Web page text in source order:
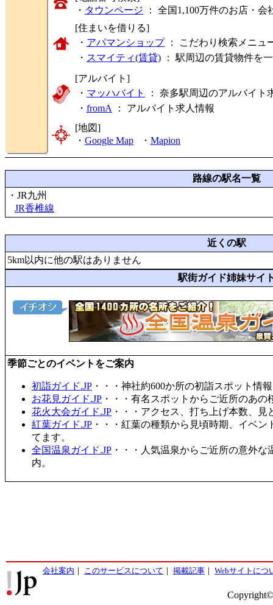
・ タウンページ ： 全国1,100万件のお店・
[住まいを借りる]
・ アパマンショップ： こだわり検索メニュ
・ スマイティ(賃貸) ： 駅周辺の賃貸物件を
[アルバイト]
・ マッハバイト
： 奈多駅周辺のアルバイト
・ fromA ： アルバイト求人情報
[地図]
・ Google Map ・ Mapion
路線の駅名一覧
・JR九州
JR香椎線
近くの駅
5km以内に他の駅はありません
駅街ガイド姉妹サイ
季節ごとのイベントをご案内
初詣ガイド.JP ・・・神社約600か所の初詣スポット情
お花見ガイド.JP ・・・有名スポットからご近所のあ
花火大会ガイド.JP ・・・アクセス、打ち上げ本数、
紅葉ガイド.JP ・・・紅葉の種類から見頃時期、イベ
てます。
全国温泉ガイド.JP ・・・人気温泉からご近所の意外
内。
会社案内 ｜ このサービスについて ｜ 掲載記事 ｜ Webサイトにつ